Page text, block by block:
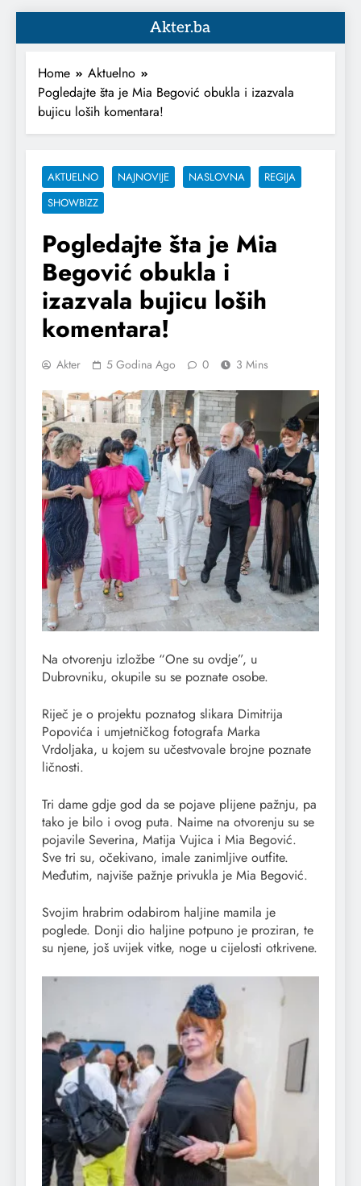
Akter.ba
Home
Aktuelno
Pogledajte šta je Mia Begović obukla i izazvala
bujicu loših komentara!
AKTUELNO NAJNOVIJE NASLOVNA
REGIJA
SHOWBIZZ
Pogledajte šta je Mia
Begović obukla i
izazvala bujicu loših
komentara!
Akter 5 Godina Ago 0 3 Mins
Na otvorenju izložbe “One su ovdje”, u
Dubrovniku, okupile su se poznate osobe.
Riječ je o projektu poznatog slikara Dimitrija
Popovića i umjetničkog fotografa Marka
Vrdoljaka, u kojem su učestvovale brojne poznate
ličnosti.
Tri dame gdje god da se pojave plijene pažnju, pa
tako je bilo i ovog puta. Naime na otvorenju su se
pojavile Severina, Matija Vujica i Mia Begović.
Sve tri su, očekivano, imale zanimljive outfite.
Međutim, najviše pažnje privukla je Mia Begović.
Svojim hrabrim odabirom haljine mamila je
poglede. Donji dio haljine potpuno je proziran, te
su njene, još uvijek vitke, noge u cijelosti otkrivene.